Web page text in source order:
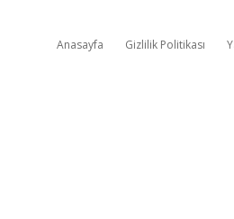
Anasayfa Gizlilik Politikası